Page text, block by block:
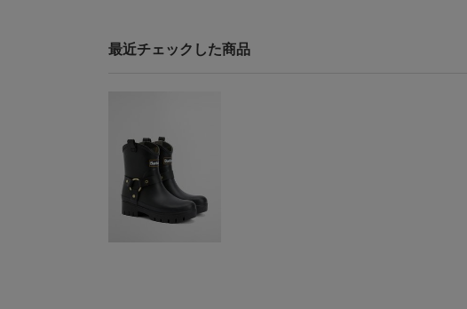
最近チェックした商品